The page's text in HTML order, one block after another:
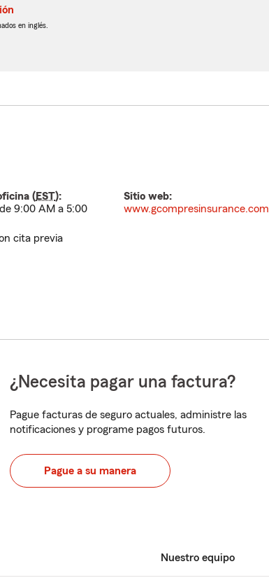
en inglés.
(EST):
9:00 AM a 5:00
cita previa
Sitio web:
www.gcompresinsurance.com
¿Necesita pagar una factura?
Pague facturas de seguro actuales, administre las
notificaciones y programe pagos futuros.
Pague a su manera
Nuestro equipo